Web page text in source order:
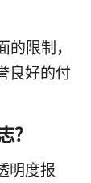
限制，
良好的付
？
明度报